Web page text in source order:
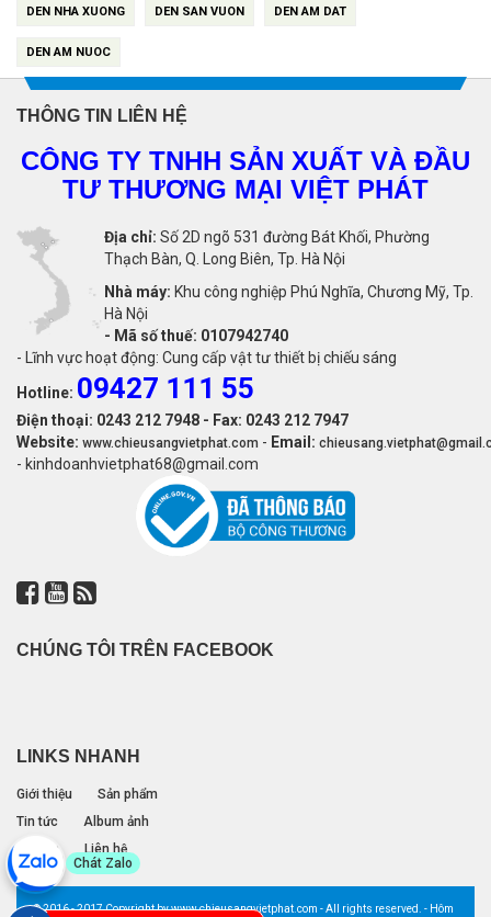
DEN NHA XUONG DEN SAN VUON DEN AM DAT
DEN AM NUOC
THÔNG TIN LIÊN HỆ
CÔNG TY TNHH SẢN XUẤT VÀ ĐẦU
TƯ THƯƠNG MẠI VIỆT PHÁT
Địa chỉ: Số 2D ngõ 531 đường Bát Khối, Phường
Thạch Bàn, Q. Long Biên, Tp. Hà Nội
Nhà máy: Khu công nghiệp Phú Nghĩa, Chương Mỹ, Tp.
Hà Nội
- Mã số thuế: 0107942740
- Lĩnh vực hoạt động: Cung cấp vật tư thiết bị chiếu sáng
Hotline: 09427 111 55
Điện thoại: 0243 212 7948 - Fax: 0243 212 7947
Website: www.chieusangvietphat.com - Email:
- kinhdoanhvietphat68@gmail.com
CHÚNG TÔI TRÊN FACEBOOK
LINKS NHANH
Giới thiệu
Sản phẩm
Tin tức
Album ảnh
Đối tác
Liên hệ
© 2016 - 2017 Copyright by www.chieusangvietphat.com - All rights reserved. - Hôm
Chát Zalo